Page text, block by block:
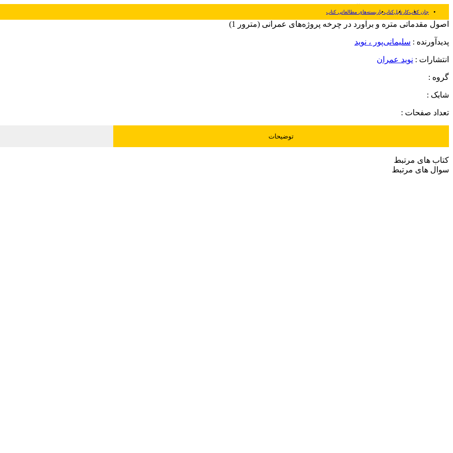
جان کتابکارتابلکتاب یار بسته‌های مطالعاتی کتاب
اصول مقدماتی متره و برآورد در چرخه پروژه‌های عمرانی (مترور 1)
پدیدآورنده : سلیمانی‌پور ، نوید
انتشارات : نوید عمران
گروه :
شابک :
تعداد صفحات :
توضیحات
کتاب های مرتبط
سوال های مرتبط